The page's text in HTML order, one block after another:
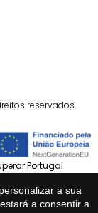
a sua
a consentir a
reservados.
Portugal